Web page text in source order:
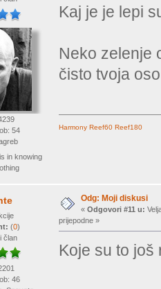
54
in knowing
Kaj je je lepi
Neko zelenje
čisto tvoja
Harmony Reef60 Reef180
(0)
član
46
Odg: Moji diskusi
« Odgovori #11 u:
prijepodne »
Koje su to još